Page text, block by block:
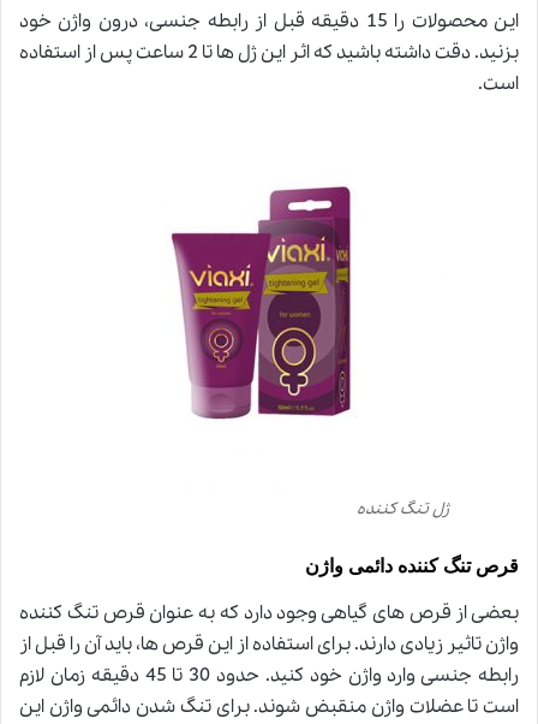
این محصولات را 15 دقیقه قبل از رابطه جنسی، درون واژن خود
بزنید. دقت داشته باشید که اثر این ژل ها تا 2 ساعت پس از استفاده
است.
ژل تنگ کننده
قرص تنگ کننده دائمی واژن
بعضی از قرص های گیاهی وجود دارد که به عنوان قرص تنگ کننده
واژن تاثیر زیادی دارند. برای استفاده از این قرص ها، باید آن را قبل از
رابطه جنسی وارد واژن خود کنید. حدود 30 تا 45 دقیقه زمان لازم
است تا عضلات واژن منقبض شوند. برای تنگ شدن دائمی واژن این